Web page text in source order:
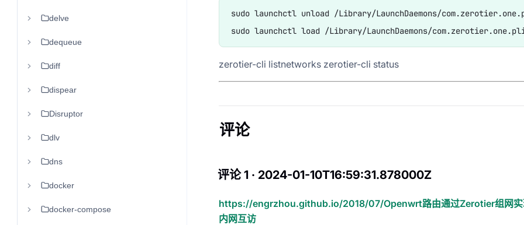
delve
dequeue
diff
dispear
Disruptor
dlv
dns
docker
docker-compose
sudo launchctl unload /Library/LaunchDaemons/
zerotier-cli listnetworks zerotier-cli status
评论
评论 1 · 2024-01-10T16:59:31.878000Z
https://engrzhou.github.io/2018/07/Openwrt路由通过Zerotier组网实
内网互访